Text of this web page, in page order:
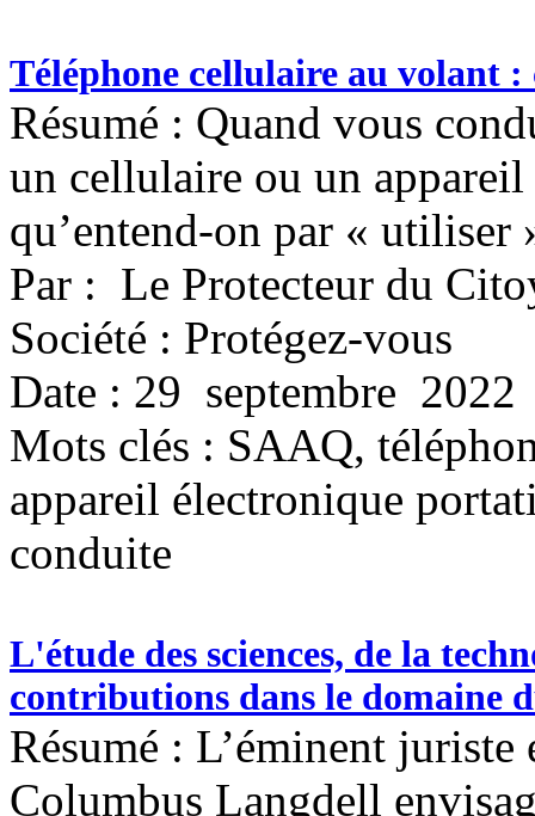
Téléphone cellulaire au volant
Résumé : Quand vous
un cellulaire ou un
qu’entend-on par « utiliser
Par : Le Protecteur du
Société : Protégez-vous
Date : 29 septembre 2022
Mots clés : SAAQ,
appareil électronique
conduite
L'étude des sciences, de la
contributions dans le domaine
Résumé : L’éminent
Columbus Langdell